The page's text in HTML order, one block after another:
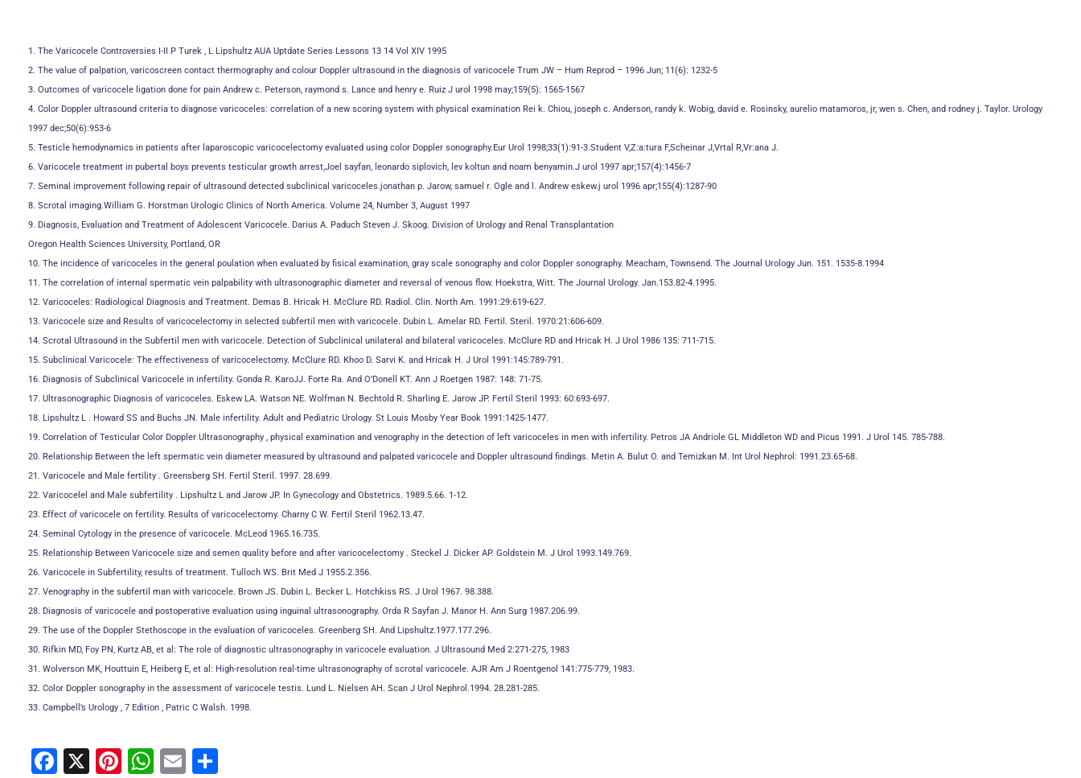
1. The Varicocele Controversies I-II P Turek , L Lipshultz AUA Uptdate Series Lessons 13 14 Vol XIV 1995
2. The value of palpation, varicoscreen contact thermography and colour Doppler ultrasound in the diagnosis of varicocele Trum JW – Hum Reprod – 1996 Jun; 11(6): 1232-5
3. Outcomes of varicocele ligation done for pain Andrew c. Peterson, raymond s. Lance and henry e. Ruiz J urol 1998 may;159(5): 1565-1567
4. Color Doppler ultrasound criteria to diagnose varicoceles: correlation of a new scoring system with physical examination Rei k. Chiou, joseph c. Anderson, randy k. Wobig, david e. Rosinsky, aurelio matamoros, jr, wen s. Chen, and rodney j. Taylor. Urology
1997 dec;50(6):953-6
5. Testicle hemodynamics in patients after laparoscopic varicocelectomy evaluated using color Doppler sonography.Eur Urol 1998;33(1):91-3.Student V,Z:a:tura F,Scheinar J,Vrtal R,Vr:ana J.
6. Varicocele treatment in pubertal boys prevents testicular growth arrest,Joel sayfan, leonardo siplovich, lev koltun and noam benyamin.J urol 1997 apr;157(4):1456-7
7. Seminal improvement following repair of ultrasound detected subclinical varicoceles.jonathan p. Jarow, samuel r. Ogle and l. Andrew eskew.j urol 1996 apr;155(4):1287-90
8. Scrotal imaging.William G. Horstman Urologic Clinics of North America. Volume 24, Number 3, August 1997
9. Diagnosis, Evaluation and Treatment of Adolescent Varicocele. Darius A. Paduch Steven J. Skoog. Division of Urology and Renal Transplantation
Oregon Health Sciences University, Portland, OR
10. The incidence of varicoceles in the general poulation when evaluated by fisical examination, gray scale sonography and color Doppler sonography. Meacham, Townsend. The Journal Urology Jun. 151. 1535-8.1994
11. The correlation of internal spermatic vein palpability with ultrasonographic diameter and reversal of venous flow. Hoekstra, Witt. The Journal Urology. Jan.153.82-4.1995.
12. Varicoceles: Radiological Diagnosis and Treatment. Demas B. Hricak H. McClure RD. Radiol. Clin. North Am. 1991:29:619-627.
13. Varicocele size and Results of varicocelectomy in selected subfertil men with varicocele. Dubin L. Amelar RD. Fertil. Steril. 1970:21:606-609.
14. Scrotal Ultrasound in the Subfertil men with varicocele. Detection of Subclinical unilateral and bilateral varicoceles. McClure RD and Hricak H. J Urol 1986 135: 711-715.
15. Subclinical Varicocele: The effectiveness of varicocelectomy. McClure RD. Khoo D. Sarvi K. and Hricak H. J Urol 1991:145:789-791.
16. Diagnosis of Subclinical Varicocele in infertility. Gonda R. KaroJJ. Forte Ra. And O’Donell KT. Ann J Roetgen 1987: 148: 71-75.
17. Ultrasonographic Diagnosis of varicoceles. Eskew LA. Watson NE. Wolfman N. Bechtold R. Sharling E. Jarow JP. Fertil Steril 1993: 60:693-697.
18. Lipshultz L . Howard SS and Buchs JN. Male infertility. Adult and Pediatric Urology. St Louis Mosby Year Book 1991:1425-1477.
19. Correlation of Testicular Color Doppler Ultrasonography , physical examination and venography in the detection of left varicoceles in men with infertility. Petros JA Andriole GL Middleton WD and Picus 1991. J Urol 145. 785-788.
20. Relationship Between the left spermatic vein diameter measured by ultrasound and palpated varicocele and Doppler ultrasound findings. Metin A. Bulut O. and Temizkan M. Int Urol Nephrol: 1991.23.65-68.
21. Varicocele and Male fertility . Greensberg SH. Fertil Steril. 1997. 28.699.
22. Varicocelel and Male subfertility . Lipshultz L and Jarow JP. In Gynecology and Obstetrics. 1989.5.66. 1-12.
23. Effect of varicocele on fertility. Results of varicocelectomy. Charny C W. Fertil Steril 1962.13.47.
24. Seminal Cytology in the presence of varicocele. McLeod 1965.16.735.
25. Relationship Between Varicocele size and semen quality before and after varicocelectomy . Steckel J. Dicker AP. Goldstein M. J Urol 1993.149.769.
26. Varicocele in Subfertility, results of treatment. Tulloch WS. Brit Med J 1955.2.356.
27. Venography in the subfertil man with varicocele. Brown JS. Dubin L. Becker L. Hotchkiss RS. J Urol 1967. 98.388.
28. Diagnosis of varicocele and postoperative evaluation using inguinal ultrasonography. Orda R Sayfan J. Manor H. Ann Surg 1987.206.99.
29. The use of the Doppler Stethoscope in the evaluation of varicoceles. Greenberg SH. And Lipshultz.1977.177.296.
30. Rifkin MD, Foy PN, Kurtz AB, et al: The role of diagnostic ultrasonography in varicocele evaluation. J Ultrasound Med 2:271-275, 1983
31. Wolverson MK, Houttuin E, Heiberg E, et al: High-resolution real-time ultrasonography of scrotal varicocele. AJR Am J Roentgenol 141:775-779, 1983.
32. Color Doppler sonography in the assessment of varicocele testis. Lund L. Nielsen AH. Scan J Urol Nephrol.1994. 28.281-285.
33. Campbell’s Urology , 7 Edition , Patric C Walsh. 1998.
F
X
Pi W E